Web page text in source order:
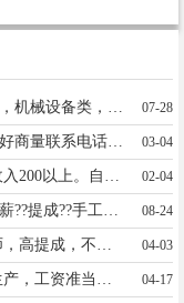
07-28
本人男19求职临时工，小时工，工资好商量联系电话15932191816 03-04
02-04
08-24
04-03
04-17